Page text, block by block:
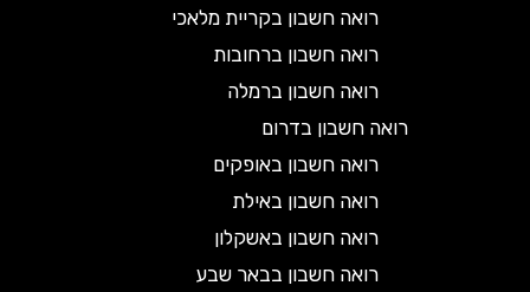
רואה חשבון בקריית מלאכי
רואה חשבון ברחובות
רואה חשבון ברמלה
רואה חשבון בדרום
רואה חשבון באופקים
רואה חשבון באילת
רואה חשבון באשקלון
רואה חשבון בבאר שבע